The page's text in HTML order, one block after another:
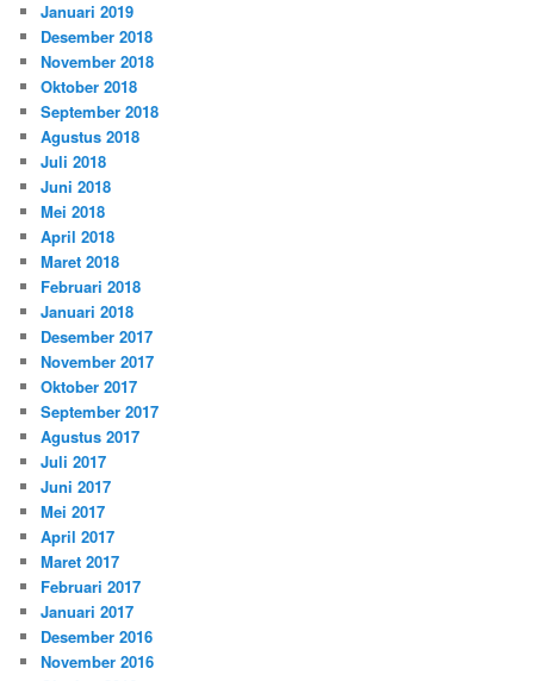
Januari 2019
Desember 2018
November 2018
Oktober 2018
September 2018
Agustus 2018
Juli 2018
Juni 2018
Mei 2018
April 2018
Maret 2018
Februari 2018
Januari 2018
Desember 2017
November 2017
Oktober 2017
September 2017
Agustus 2017
Juli 2017
Juni 2017
Mei 2017
April 2017
Maret 2017
Februari 2017
Januari 2017
Desember 2016
November 2016